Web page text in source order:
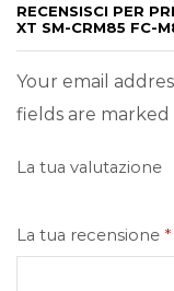
RECENSISCI PER
XT SM-CRM85 FC-
Your email
fields are marked
La tua valutazione
La tua recensione *